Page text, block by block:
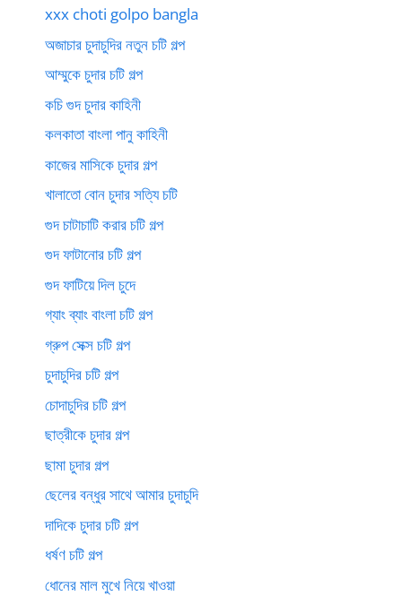
xxx choti golpo bangla
অজাচার চুদাচুদির নতুন চটি গল্প
আম্মুকে চুদার চটি গল্প
কচি গুদ চুদার কাহিনী
কলকাতা বাংলা পানু কাহিনী
কাজের মাসিকে চুদার গল্প
খালাতো বোন চুদার সত্যি চটি
গুদ চাটাচাটি করার চটি গল্প
গুদ ফাটানোর চটি গল্প
গুদ ফাটিয়ে দিল চুদে
গ্যাং ব্যাং বাংলা চটি গল্প
গ্রুপ সেক্স চটি গল্প
চুদাচুদির চটি গল্প
চোদাচুদির চটি গল্প
ছাত্রীকে চুদার গল্প
ছামা চুদার গল্প
ছেলের বন্ধুর সাথে আমার চুদাচুদি
দাদিকে চুদার চটি গল্প
ধর্ষণ চটি গল্প
ধোনের মাল মুখে নিয়ে খাওয়া